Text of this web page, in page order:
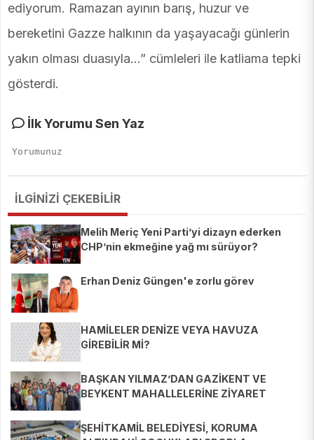
ediyorum. Ramazan ayının barış, huzur ve
bereketini Gazze halkının da yaşayacağı günlerin
yakın olması duasıyla…” cümleleri ile katliama tepki
gösterdi.
İlk Yorumu Sen Yaz
İLGİNİZİ ÇEKEBİLİR
Melih Meriç Yeni Parti’yi dizayn ederken
CHP’nin ekmeğine yağ mı sürüyor?
Erhan Deniz Güngen'e zorlu görev
HAMİLELER DENİZE VEYA HAVUZA
GİREBİLİR Mİ?
BAŞKAN YILMAZ’DAN GAZİKENT VE
BEYKENT MAHALLELERİNE ZİYARET
ŞEHİTKAMİL BELEDİYESİ, KORUMA